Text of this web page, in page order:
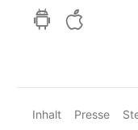
hvv switch
Inhalt Presse